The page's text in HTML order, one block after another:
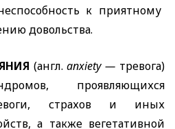
к приятному
довольства.
(англ.anxiety— тревога)
проявляющихся
страхов и иных
а также вегетативной